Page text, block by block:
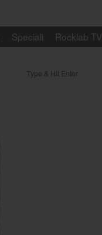
Speciali Rocklab TV